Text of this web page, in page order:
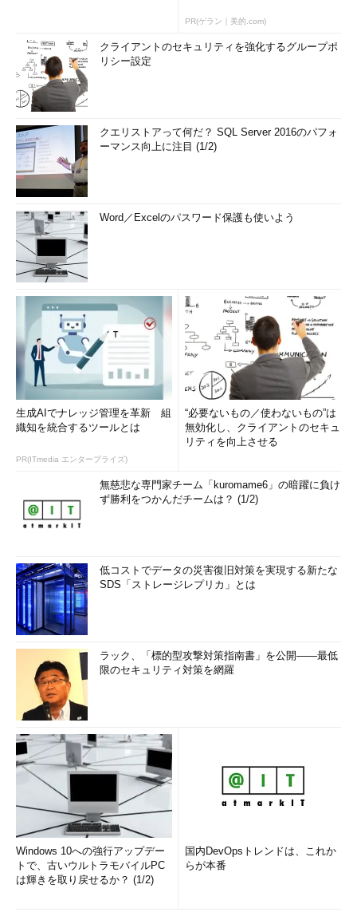
PR(ゲラン｜美的.com)
クライアントのセキュリティを強化するグループポ
リシー設定
クエリストアって何だ？ SQL Server 2016のパフォ
ーマンス向上に注目 (1/2)
Word／Excelのパスワード保護も使いよう
生成AIでナレッジ管理を革新 組
織知を統合するツールとは
PR(ITmedia エンタープライズ)
“必要ないもの／使わないもの”は
無効化し、クライアントのセキュ
リティを向上させる
無慈悲な専門家チーム「kuromame6」の暗躍に負け
ず勝利をつかんだチームは？ (1/2)
低コストでデータの災害復旧対策を実現する新たな
SDS「ストレージレプリカ」とは
ラック、「標的型攻撃対策指南書」を公開――最低
限のセキュリティ対策を網羅
Windows 10への強行アップデー
トで、古いウルトラモバイルPC
は輝きを取り戻せるか？ (1/2)
国内DevOpsトレンドは、これか
らが本番